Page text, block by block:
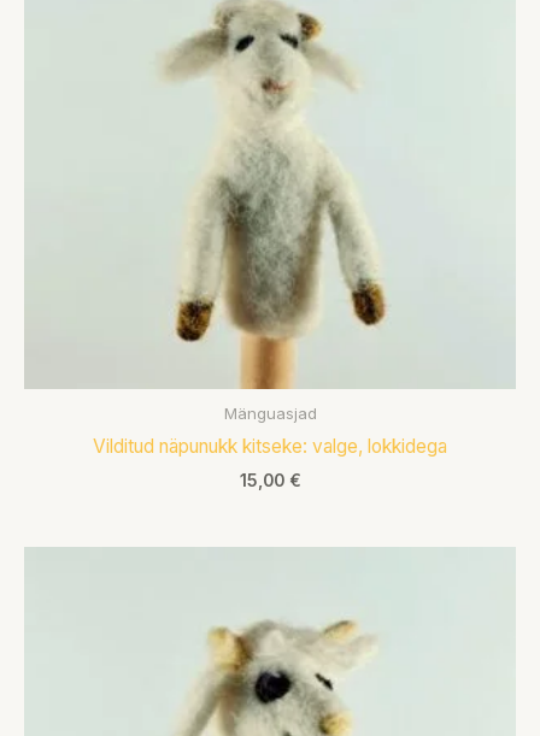
Mänguasjad
Vilditud näpunukk kitseke: valge, lokkidega
15,00 €